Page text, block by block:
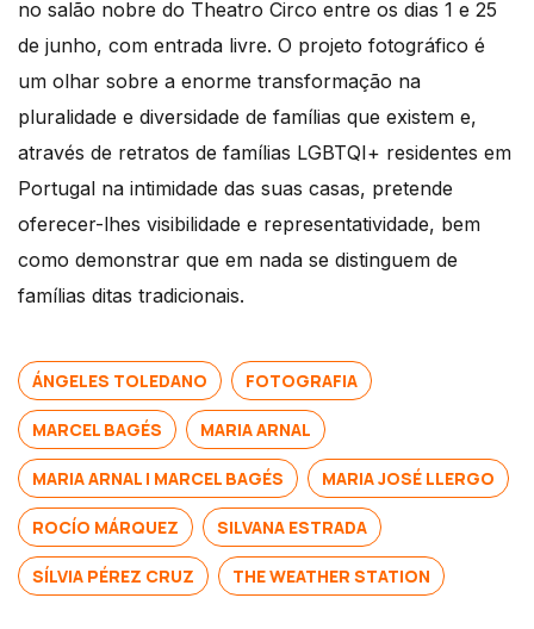
no salão nobre do Theatro Circo entre os dias 1 e 25
de junho, com entrada livre. O projeto fotográfico é
um olhar sobre a enorme transformação na
pluralidade e diversidade de famílias que existem e,
através de retratos de famílias LGBTQI+ residentes em
Portugal na intimidade das suas casas, pretende
oferecer-lhes visibilidade e representatividade, bem
como demonstrar que em nada se distinguem de
famílias ditas tradicionais.
ÁNGELES TOLEDANO FOTOGRAFIA
MARCEL BAGÉS MARIA ARNAL
MARIA ARNAL I MARCEL BAGÉS MARIA JOSÉ LLERGO
ROCÍO MÁRQUEZ SILVANA ESTRADA
SÍLVIA PÉREZ CRUZ THE WEATHER STATION